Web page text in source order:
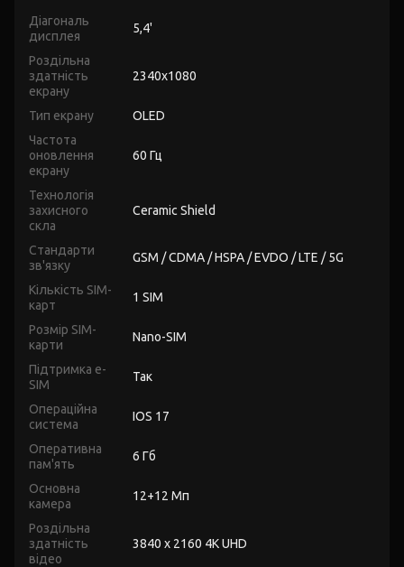
Діагональ
дисплея
5,4'
Роздільна
здатність
екрану
2340x1080
Тип екрану
OLED
Частота
оновлення
екрану
60 Гц
Технологія
захисного
скла
Ceramic Shield
Стандарти
зв'язку
GSM / CDMA / HSPA / EVDO / LTE / 5G
Кількість SIM-
карт
1 SIM
Розмір SIM-
карти
Nano-SIM
Підтримка e-
SIM
Так
Операційна
система
IOS 17
Оперативна
пам'ять
6 Гб
Основна
камера
12+12 Мп
Роздільна
здатність
відео
3840 x 2160 4K UHD